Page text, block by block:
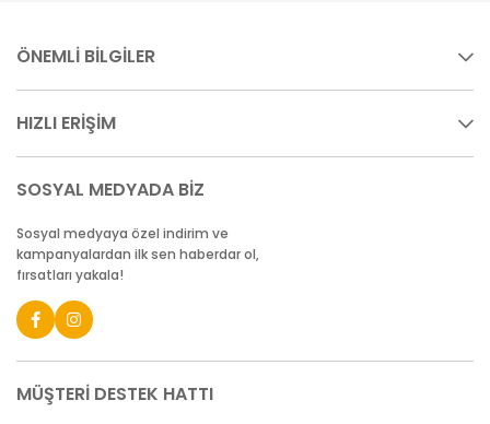
ÖNEMLİ BİLGİLER
HIZLI ERİŞİM
SOSYAL MEDYADA BİZ
Sosyal medyaya özel indirim ve
kampanyalardan ilk sen haberdar ol,
fırsatları yakala!
MÜŞTERİ DESTEK HATTI